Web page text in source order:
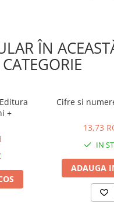
ÎN
CATEGORIE
+
Cifre si
13,73
IN
ADAUGA